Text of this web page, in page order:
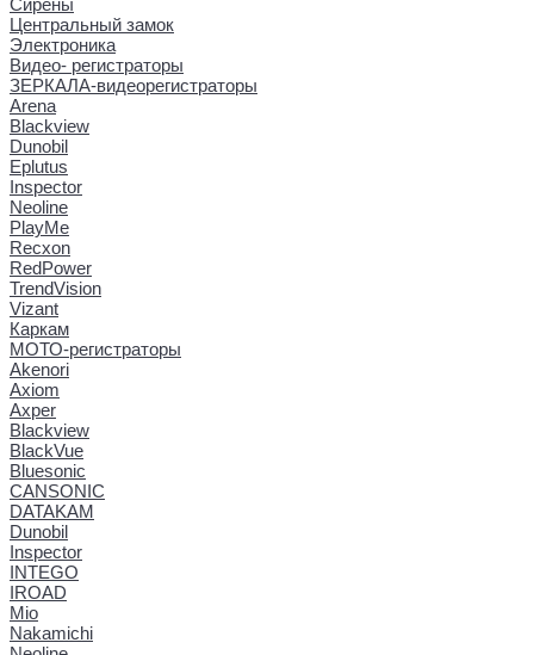
Сирены
Центральный замок
Электроника
Видео- регистраторы
ЗЕРКАЛА-видеорегистраторы
Arena
Blackview
Dunobil
Eplutus
Inspector
Neoline
PlayMe
Recxon
RedPower
TrendVision
Vizant
Каркам
МОТО-регистраторы
Akenori
Axiom
Axper
Blackview
BlackVue
Bluesonic
CANSONIC
DATAKAM
Dunobil
Inspector
INTEGO
IROAD
Mio
Nakamichi